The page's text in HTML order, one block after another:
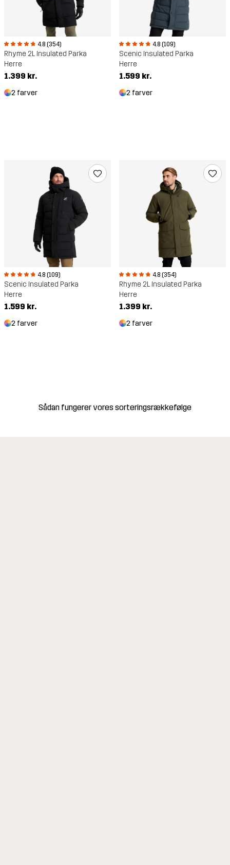
4.8 (354)
Rhyme 2L Insulated Parka
Herre
1.399 kr.
2 farver
4.8 (109)
Scenic Insulated Parka
Herre
1.599 kr.
2 farver
4.8 (109)
Scenic Insulated Parka
Herre
1.599 kr.
2 farver
4.8 (354)
Rhyme 2L Insulated Parka
Herre
1.399 kr.
2 farver
Sådan fungerer vores sorteringsrækkefølge